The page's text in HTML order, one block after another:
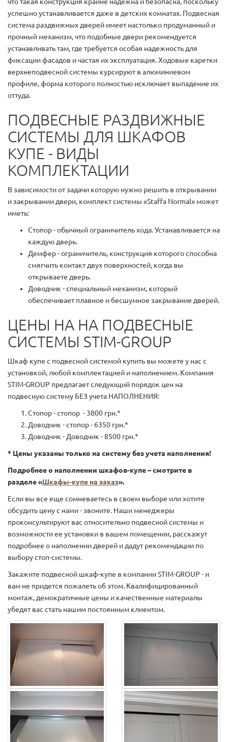
успешно устанавливается даже в детских комнатах. Подвесная
система раздвижных дверей имеет настолько продуманный и
прочный механизм, что подобные двери рекомендуется
устанавливать там, где требуется особая надежность для
фиксации фасадов и частая их эксплуатация. Ходовые каретки
верхнеподвесной системы курсируют в алюминиевом
профиле, форма которого полностью исключает выпадение их
оттуда.
ПОДВЕСНЫЕ РАЗДВИЖНЫЕ
СИСТЕМЫ ДЛЯ ШКАФОВ
КУПЕ - ВИДЫ
КОМПЛЕКТАЦИИ
В зависимости от задачи которую нужно решить в открывании
и закрывании двери, комплект системы «Staffa Normal» может
иметь:
Стопор - обычный ограничитель хода. Устанавливается на
каждую дверь.
Демфер - ограничитель, конструкция которого способна
смягчить контакт двух поверхностей, когда вы
открываете дверь.
Доводчик - специальный механизм, который
обеспечивает плавное и бесшумное закрывание дверей.
ЦЕНЫ НА НА ПОДВЕСНЫЕ
СИСТЕМЫ STIM-GROUP
Шкаф купе с подвесной системой купить вы можете у нас с
установкой, любой комплектацией и наполнением. Компания
STIM-GROUP предлагает следующий порядок цен на
подвесную систему БЕЗ учета НАПОЛНЕНИЯ:
Стопор - стопор - 3800 грн.*
Доводчик - стопор - 6350 грн.*
Доводчик - Доводчик - 8500 грн.*
* Цены указаны только на систему без учета наполнения!
Подробнее о наполнении шкафов-купе – смотрите в
разделе «Шкафы-купе на заказ».
Если вы все еще сомневаетесь в своем выборе или хотите
обсудить цену с нами - звоните. Наши менеджеры
проконсультируют вас относительно подвесной системы и
возможности ее установки в вашем помещении, расскажут
подробнее о наполнении дверей и дадут рекомендации по
выбору стоп-системы.
Закажите подвесной шкаф-купе в компании STIM-GROUP - и
вам не придется пожалеть об этом. Квалифицированный
монтаж, демократичные цены и качественные материалы
убедят вас стать нашим постоянным клиентом.